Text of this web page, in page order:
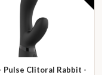
Pulse Clitoral Rabbit -